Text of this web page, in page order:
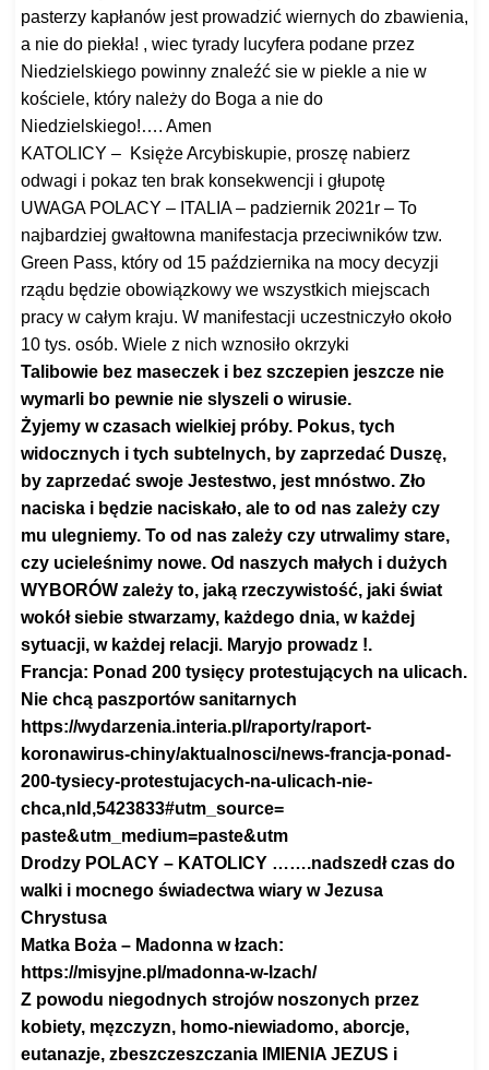
pasterzy kapłanów jest prowadzić wiernych do zbawienia,
a nie do piekła! , wiec tyrady lucyfera podane przez
Niedzielskiego powinny znaleźć sie w piekle a nie w
kościele, który należy do Boga a nie do
Niedzielskiego!…. Amen
KATOLICY – Księże Arcybiskupie, proszę nabierz
odwagi i pokaz ten brak konsekwencji i głupotę
UWAGA POLACY – ITALIA – padziernik 2021r – To
najbardziej gwałtowna manifestacja przeciwników tzw.
Green Pass, który od 15 października na mocy decyzji
rządu będzie obowiązkowy we wszystkich miejscach
pracy w całym kraju. W manifestacji uczestniczyło około
10 tys. osób. Wiele z nich wznosiło okrzyki
Talibowie bez maseczek i bez szczepien jeszcze nie
wymarli bo pewnie nie slyszeli o wirusie.
Żyjemy w czasach wielkiej próby. Pokus, tych
widocznych i tych subtelnych, by zaprzedać Duszę,
by zaprzedać swoje Jestestwo, jest mnóstwo. Zło
naciska i będzie naciskało, ale to od nas zależy czy
mu ulegniemy. To od nas zależy czy utrwalimy stare,
czy ucieleśnimy nowe. Od naszych małych i dużych
WYBORÓW zależy to, jaką rzeczywistość, jaki świat
wokół siebie stwarzamy, każdego dnia, w każdej
sytuacji, w każdej relacji. Maryjo prowadz !.
Francja: Ponad 200 tysięcy protestujących na ulicach.
Nie chcą paszportów sanitarnych
https://wydarzenia.interia.pl/raporty/raport-
koronawirus-chiny/aktualnosci/news-francja-ponad-
200-tysiecy-protestujacych-na-ulicach-nie-
chca,nId,5423833#utm_source=
paste&utm_medium=paste&utm
Drodzy POLACY – KATOLICY …….nadszedł czas do
walki i mocnego świadectwa wiary w Jezusa
Chrystusa
Matka Boża – Madonna w łzach:
https://misyjne.pl/madonna-w-lzach/
Z powodu niegodnych strojów noszonych przez
kobiety, męzczyzn, homo-niewiadomo, aborcje,
eutanazje, zbeszczeszczania IMIENIA JEZUS i